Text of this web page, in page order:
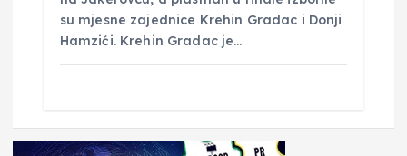
su mjesne zajednice Krehin Gradac i Donji
Hamzići. Krehin Gradac je…